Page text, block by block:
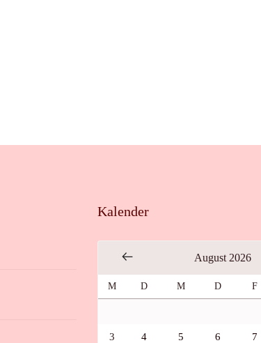
Kalender
August 2026
M D M D F
3 4 5 6 7